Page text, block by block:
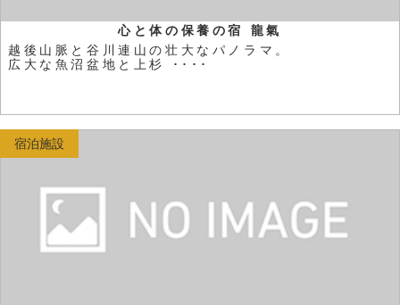
心と体の保養の宿 龍氣
越後山脈と谷川連山の壮大なパノラマ。
広大な魚沼盆地と上杉 ････
宿泊施設